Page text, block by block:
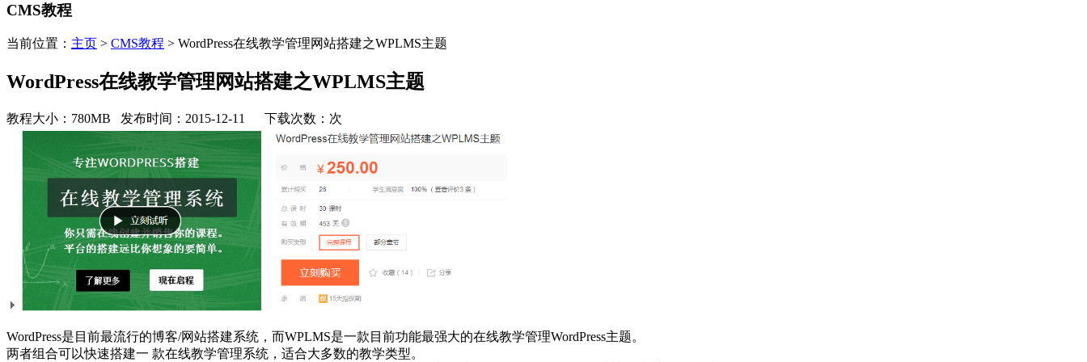
CMS教程
当前位置： 主页 > CMS教程 > WordPress在线教学管理网站搭建之WPLMS主题
WordPress在线教学管理网站搭建之WPLMS主题
教程大小：780MB 发布时间：2015-12-11 下载次数： 次
WordPress是目前最流行的博客/网站搭建系统，而WPLMS是一款目前功能最强大的在线教学管理WordPress主题。
两者组合可以快速搭建一 款在线教学管理系统，适合大多数的教学类型。